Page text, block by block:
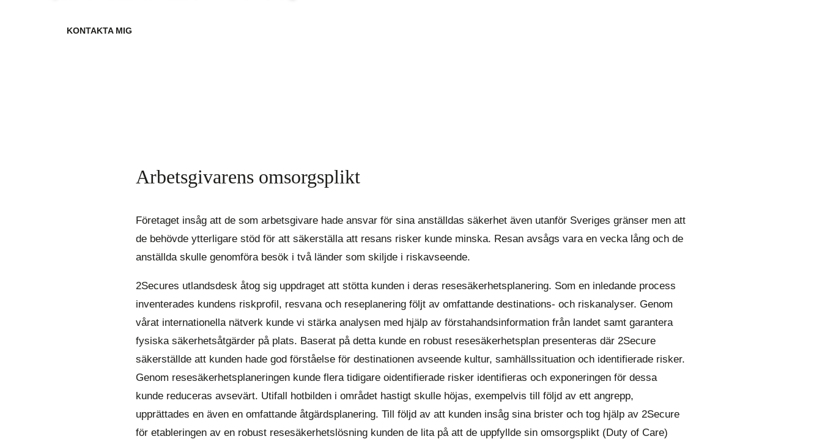
KONTAKTA MIG
Arbetsgivarens omsorgsplikt
Företaget insåg att de som arbetsgivare hade ansvar för sina anställdas säkerhet även utanför Sveriges gränser men att
de behövde ytterligare stöd för att säkerställa att resans risker kunde minska. Resan avsågs vara en vecka lång och de
anställda skulle genomföra besök i två länder som skiljde i riskavseende.
2Secures utlandsdesk åtog sig uppdraget att stötta kunden i deras resesäkerhetsplanering. Som en inledande process
inventerades kundens riskprofil, resvana och reseplanering följt av omfattande destinations- och riskanalyser. Genom
vårat internationella nätverk kunde vi stärka analysen med hjälp av förstahandsinformation från landet samt garantera
fysiska säkerhetsåtgärder på plats. Baserat på detta kunde en robust resesäkerhetsplan presenteras där 2Secure
säkerställde att kunden hade god förståelse för destinationen avseende kultur, samhällssituation och identifierade risker.
Genom resesäkerhetsplaneringen kunde flera tidigare oidentifierade risker identifieras och exponeringen för dessa
kunde reduceras avsevärt. Utifall hotbilden i området hastigt skulle höjas, exempelvis till följd av ett angrepp,
upprättades en även en omfattande åtgärdsplanering. Till följd av att kunden insåg sina brister och tog hjälp av 2Secure
för etableringen av en robust resesäkerhetslösning kunden de lita på att de uppfyllde sin omsorgsplikt (Duty of Care)